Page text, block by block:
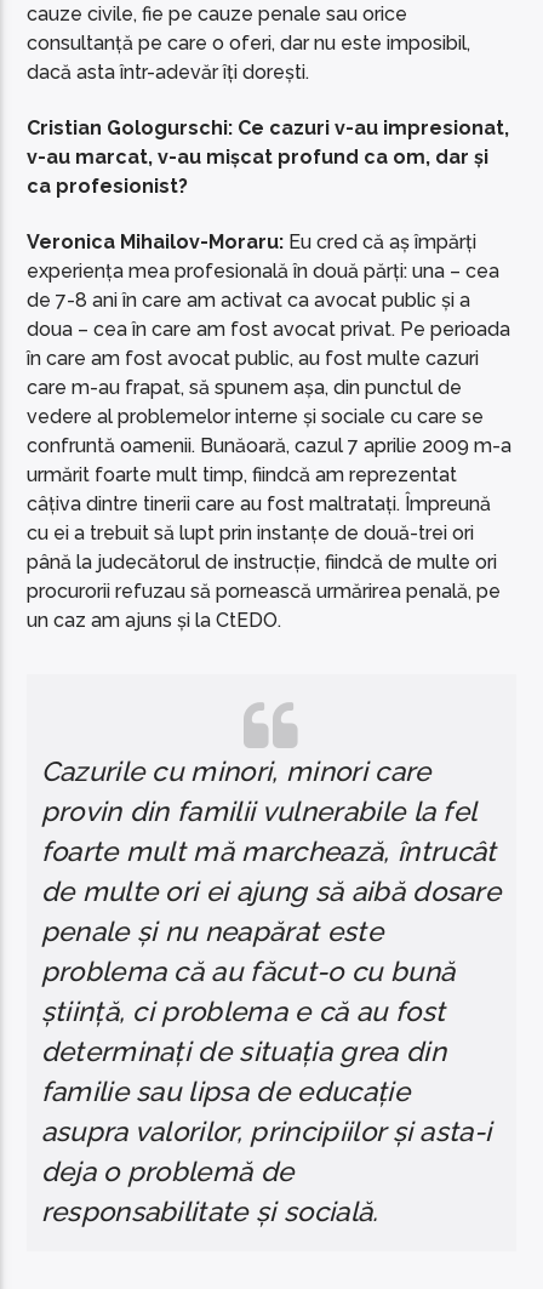
cauze civile, fie pe cauze penale sau orice
consultanță pe care o oferi, dar nu este imposibil,
dacă asta într-adevăr îți dorești.
Cristian Gologurschi: Ce cazuri v-au impresionat,
v-au marcat, v-au mișcat profund ca om, dar și
ca profesionist?
Veronica Mihailov-Moraru: Eu cred că aș împărți
experiența mea profesională în două părți: una – cea
de 7-8 ani în care am activat ca avocat public și a
doua – cea în care am fost avocat privat. Pe perioada
în care am fost avocat public, au fost multe cazuri
care m-au frapat, să spunem așa, din punctul de
vedere al problemelor interne și sociale cu care se
confruntă oamenii. Bunăoară, cazul 7 aprilie 2009 m-a
urmărit foarte mult timp, fiindcă am reprezentat
câțiva dintre tinerii care au fost maltratați. Împreună
cu ei a trebuit să lupt prin instanțe de două-trei ori
până la judecătorul de instrucție, fiindcă de multe ori
procurorii refuzau să pornească urmărirea penală, pe
un caz am ajuns și la CtEDO.
Cazurile cu minori, minori care
provin din familii vulnerabile la fel
foarte mult mă marchează, întrucât
de multe ori ei ajung să aibă dosare
penale și nu neapărat este
problema că au făcut-o cu bună
știință, ci problema e că au fost
determinați de situația grea din
familie sau lipsa de educație
asupra valorilor, principiilor și asta-i
deja o problemă de
responsabilitate și socială.